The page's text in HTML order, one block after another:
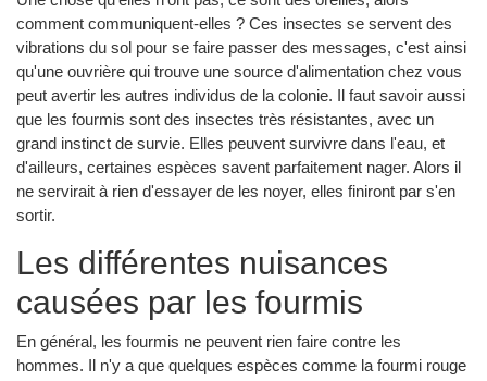
comment communiquent-elles ? Ces insectes se servent des
vibrations du sol pour se faire passer des messages, c'est ainsi
qu'une ouvrière qui trouve une source d'alimentation chez vous
peut avertir les autres individus de la colonie. Il faut savoir aussi
que les fourmis sont des insectes très résistantes, avec un
grand instinct de survie. Elles peuvent survivre dans l'eau, et
d'ailleurs, certaines espèces savent parfaitement nager. Alors il
ne servirait à rien d'essayer de les noyer, elles finiront par s'en
sortir.
Les différentes nuisances
causées par les fourmis
En général, les fourmis ne peuvent rien faire contre les
hommes. Il n'y a que quelques espèces comme la fourmi rouge